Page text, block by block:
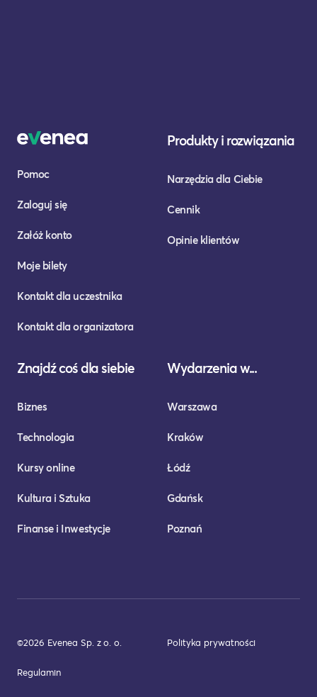
Pomoc
Zaloguj się
Załóż konto
Moje bilety
Kontakt dla uczestnika
Kontakt dla organizatora
Produkty i rozwiązania
Narzędzia dla Ciebie
Cennik
Opinie klientów
Znajdź coś dla siebie
Biznes
Technologia
Kursy online
Kultura i Sztuka
Finanse i Inwestycje
Wydarzenia w...
Warszawa
Kraków
Łódź
Gdańsk
Poznań
©2026 Evenea Sp. z o. o. Polityka prywatności
Regulamin